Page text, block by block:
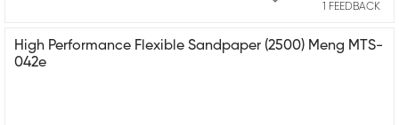
1 FEEDBACK
High Performance Flexible Sandpaper (2500) Meng MTS-
042e